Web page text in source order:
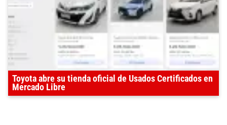
Toyota abre su tienda oficial de Usados Certificados en
Mercado Libre